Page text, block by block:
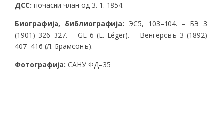
ДСС: почасни члан од 3. 1. 1854.
Биографија, библиографија: ЭС5, 103–104. – БЭ 3
(1901) 326–327. – GE 6 (L. Léger). – Венгеровъ 3 (1892)
407–416 (Л. Брамсонъ).
Фотографија: САНУ ФД–35